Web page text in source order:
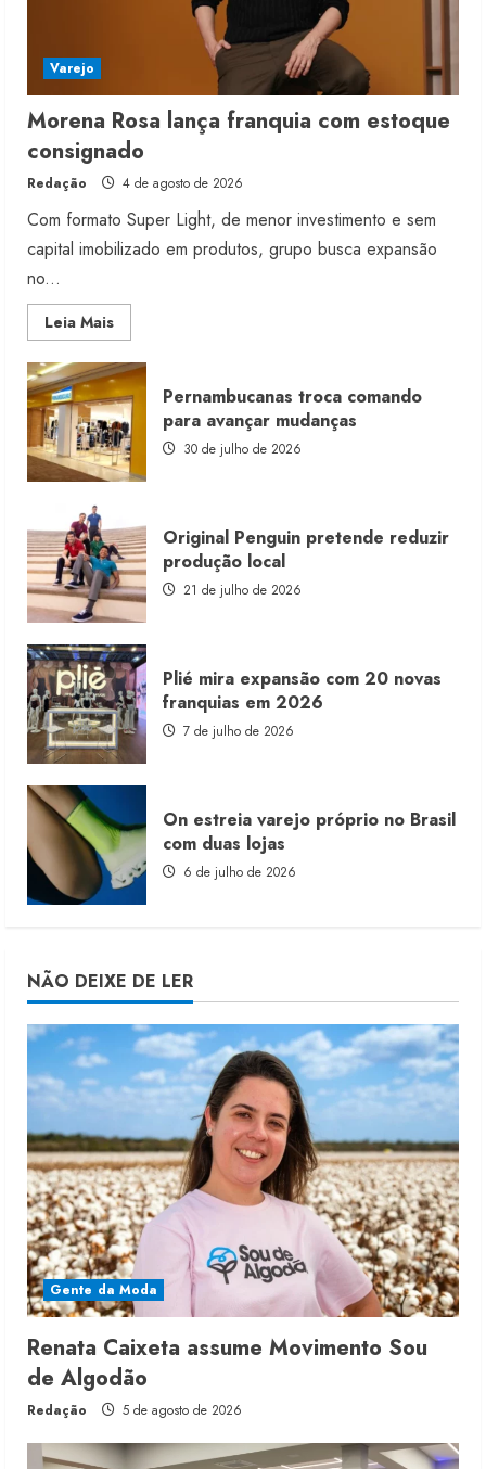
Varejo
Morena Rosa lança franquia com estoque
consignado
Redação 4 de agosto de 2026
Com formato Super Light, de menor investimento e sem
capital imobilizado em produtos, grupo busca expansão
no...
Leia MaisRead
more
Morena
Rosa
lança
franquia
com
estoque
consignado
Pernambucanas troca comando
para avançar mudanças
30 de julho de 2026
Original Penguin pretende reduzir
produção local
21 de julho de 2026
Plié mira expansão com 20 novas
franquias em 2026
7 de julho de 2026
On estreia varejo próprio no Brasil
com duas lojas
6 de julho de 2026
NÃO DEIXE DE LER
Gente da Moda
Renata Caixeta assume Movimento Sou
de Algodão
Redação 5 de agosto de 2026